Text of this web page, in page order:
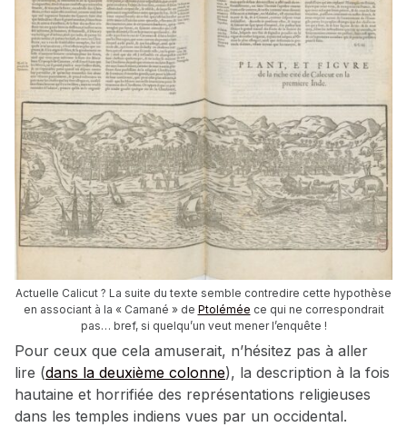
Actuelle Calicut ? La suite du texte semble contredire cette hypothèse
en associant à la « Camané » de Ptolémée ce qui ne correspondrait
pas… bref, si quelqu’un veut mener l’enquête !
Pour ceux que cela amuserait, n’hésitez pas à aller
lire (dans la deuxième colonne), la description à la fois
hautaine et horrifiée des représentations religieuses
dans les temples indiens vues par un occidental.